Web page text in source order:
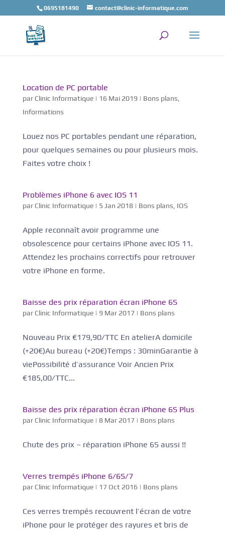
0695181490 contact@clinic-informatique.com
Location de PC portable
par Clinic Informatique| 16 Mai 2019 | Bons plans
Informations
Louez nos PC portables pendant une réparation,
pour quelques semaines ou pour plusieurs mois.
Faites votre choix !
Problèmes iPhone 6 avec IOS 11
par Clinic Informatique| 5 Jan 2018| Bons plans IOS
Apple reconnaît avoir programme une
obsolescence pour certains iPhone avec IOS 11.
Attendez les prochains correctifs pour retrouver
votre iPhone en forme.
Baisse des prix réparation écran iPhone 6S
par Clinic Informatique| 9 Mar 2017| Bons plans
Nouveau Prix €179,90/TTC En atelierA domicile
(+20€)Au bureau (+20€)Temps : 30minGarantie à
viePossibilité d’assurance Voir Ancien Prix
€185,00/TTC...
Baisse des prix réparation écran iPhone 6S Plus
par Clinic Informatique| 8 Mar 2017| Bons plans
Chute des prix – réparation iPhone 6S aussi !!
Verres trempés iPhone 6/6S/7
par Clinic Informatique| 17 Oct 2016 | Bons plans
Ces verres trempés recouvrent l’écran de votre
iPhone pour le protéger des rayures et bris de